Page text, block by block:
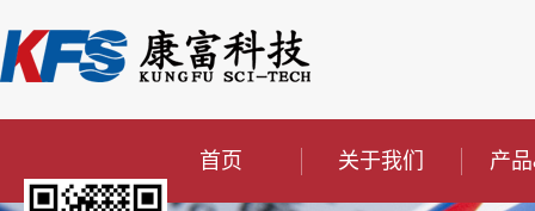
首页 关于我们 产